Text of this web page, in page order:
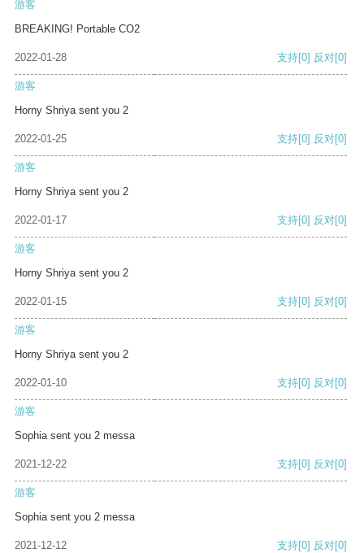
游客
BREAKING! Portable CO2
2022-01-28 支持[0] 反对[0]
游客
Horny Shriya sent you 2
2022-01-25 支持[0] 反对[0]
游客
Horny Shriya sent you 2
2022-01-17 支持[0] 反对[0]
游客
Horny Shriya sent you 2
2022-01-15 支持[0] 反对[0]
游客
Horny Shriya sent you 2
2022-01-10 支持[0] 反对[0]
游客
Sophia sent you 2 messa
2021-12-22 支持[0] 反对[0]
游客
Sophia sent you 2 messa
2021-12-12 支持[0] 反对[0]